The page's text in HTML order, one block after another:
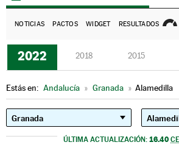
NOTICIAS PACTOS WIDGET RESULTADOS
2022 2018 2015
Estás en: Andalucía » Granada » Alamedilla
ÚLTIMA ACTUALIZACIÓN: 16.40